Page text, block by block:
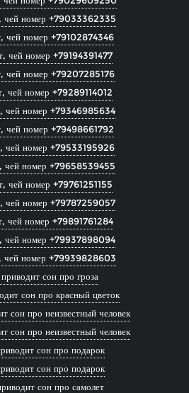
чей номер +79033362335
чей номер +79102874346
чей номер +79194391477
чей номер +79207285176
чей номер +79289114012
чей номер +79346985634
чей номер +79498661792
чей номер +79533195926
чей номер +79658539455
чей номер +79761251155
чей номер +79787259057
чей номер +79891761284
чей номер +79937898094
чей номер +79939828603
сон про гроза
сон про красный цветок
сон про неизвестный человек
сон про неизвестный человек
сон про подарок
сон про подарок
сон про самолет